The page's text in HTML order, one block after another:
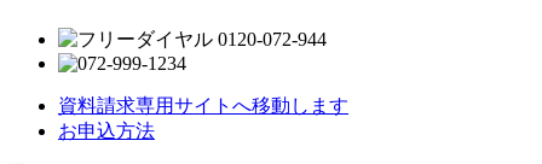
資料請求専用サイトへ移動します
お申込方法